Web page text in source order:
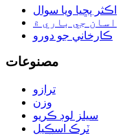
اڪثر پڇيا ويا سوال
اسان جي باري ۾
ڪارخاني جو دورو
مصنوعات
ترازو
وزن
سيلز لوڊ ڪريو
ٽرڪ اسڪيل